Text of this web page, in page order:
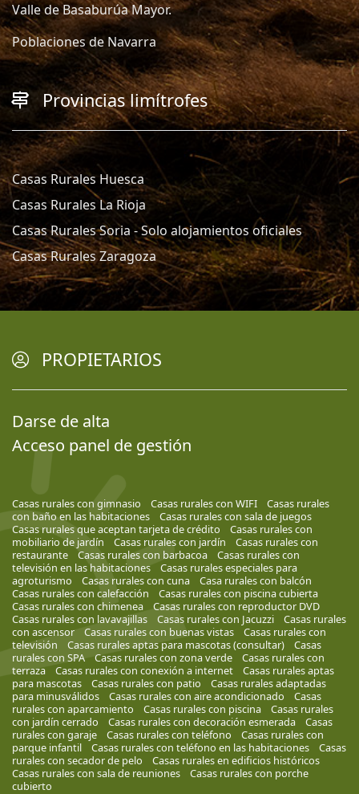
Valle de Basaburúa Mayor.
Poblaciones de Navarra
Provincias limítrofes
Casas Rurales Huesca
Casas Rurales La Rioja
Casas Rurales Soria - Solo alojamientos oficiales
Casas Rurales Zaragoza
PROPIETARIOS
Darse de alta
Acceso panel de gestión
Casas rurales con gimnasio Casas rurales con WIFI
Casas rurales
con baño en las habitaciones
Casas rurales con sala de juegos
Casas rurales que aceptan tarjeta de crédito
Casas rurales con
mobiliario de jardín
Casas rurales con jardín
Casas rurales con
restaurante
Casas rurales con barbacoa
Casas rurales con
televisión en las habitaciones
Casas rurales especiales para
agroturismo
Casas rurales con cuna
Casa rurales con balcón
Casas rurales con calefacción
Casas rurales con piscina cubierta
Casas rurales con chimenea
Casas rurales con reproductor DVD
Casas rurales con lavavajillas
Casas rurales con Jacuzzi
Casas rurales
con ascensor
Casas rurales con buenas vistas
Casas rurales con
televisión
Casas rurales aptas para mascotas (consultar)
Casas
rurales con SPA
Casas rurales con zona verde
Casas rurales con
terraza
Casas rurales con conexión a internet
Casas rurales aptas
para mascotas
Casas rurales con patio
Casas rurales adaptadas
para minusválidos
Casas rurales con aire acondicionado
Casas
rurales con aparcamiento
Casas rurales con piscina
Casas rurales
con jardín cerrado
Casas rurales con decoración esmerada
Casas
rurales con garaje
Casas rurales con teléfono
Casas rurales con
parque infantil
Casas rurales con teléfono en las habitaciones
Casas
rurales con secador de pelo
Casas rurales en edificios históricos
Casas rurales con sala de reuniones
Casas rurales con porche
cubierto